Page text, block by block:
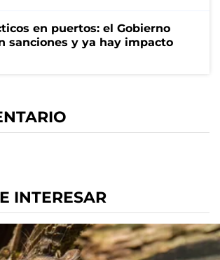
en puertos: el Gobierno
sanciones y ya hay impacto
INTERESAR